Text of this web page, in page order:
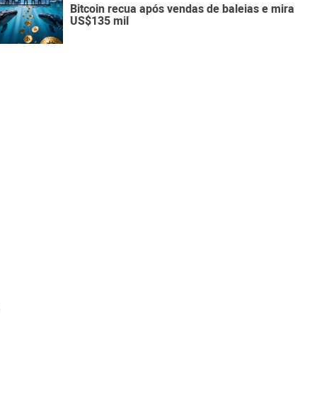
Bitcoin recua após vendas de baleias e mira
US$135 mil